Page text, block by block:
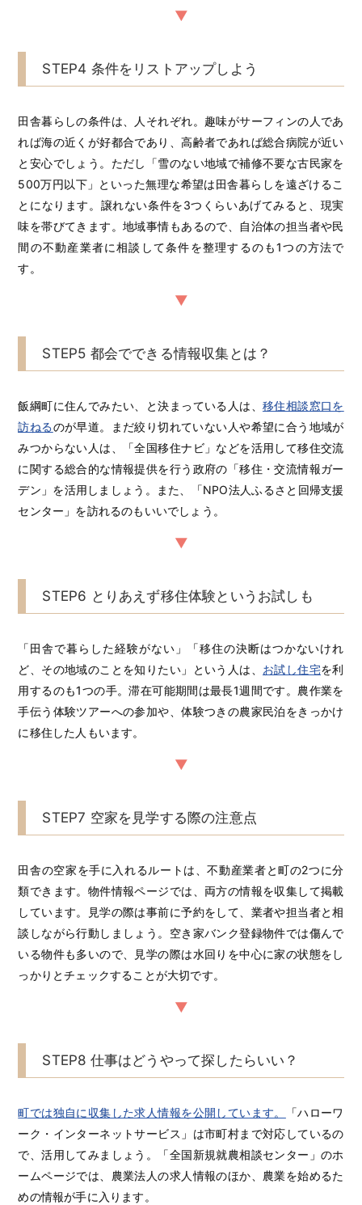
STEP4 条件をリストアップしよう
田舎暮らしの条件は、人それぞれ。趣味がサーフィンの人であ
れば海の近くが好都合であり、高齢者であれば総合病院が近い
と安心でしょう。ただし「雪のない地域で補修不要な古民家を
500万円以下」といった無理な希望は田舎暮らしを遠ざけるこ
とになります。譲れない条件を3つくらいあげてみると、現実
味を帯びてきます。地域事情もあるので、自治体の担当者や民
間の不動産業者に相談して条件を整理するのも1つの方法で
す。
STEP5 都会でできる情報収集とは？
飯綱町に住んでみたい、と決まっている人は、 移住相談窓口を
訪ねるのが早道。まだ絞り切れていない人や希望に合う地域が
みつからない人は、「全国移住ナビ」などを活用して移住交流
に関する総合的な情報提供を行う政府の「移住・交流情報ガー
デン」を活用しましょう。また、「NPO法人ふるさと回帰支援
センター」を訪れるのもいいでしょう。
STEP6 とりあえず移住体験というお試しも
「田舎で暮らした経験がない」「移住の決断はつかないけれ
ど、その地域のことを知りたい」という人は、 お試し住宅を利
用するのも1つの手。滞在可能期間は最長1週間です。農作業を
手伝う体験ツアーへの参加や、体験つきの農家民泊をきっかけ
に移住した人もいます。
STEP7 空家を見学する際の注意点
田舎の空家を手に入れるルートは、不動産業者と町の2つに分
類できます。物件情報ページでは、両方の情報を収集して掲載
しています。見学の際は事前に予約をして、業者や担当者と相
談しながら行動しましょう。空き家バンク登録物件では傷んで
いる物件も多いので、見学の際は水回りを中心に家の状態をし
っかりとチェックすることが大切です。
STEP8 仕事はどうやって探したらいい？
町では独自に収集した求人情報を公開しています。
「ハローワ
ーク・インターネットサービス」は市町村まで対応しているの
で、活用してみましょう。「全国新規就農相談センター」のホ
ームページでは、農業法人の求人情報のほか、農業を始めるた
めの情報が手に入ります。